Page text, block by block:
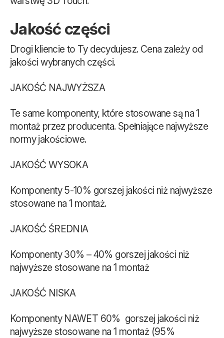
Jakość części
Drogi kliencie to Ty decydujesz. Cena zależy od
jakości wybranych części.
JAKOŚĆ NAJWYŻSZA
Te same komponenty, które stosowane są na 1
montaż przez producenta. Spełniające najwyższe
normy jakościowe.
JAKOŚĆ WYSOKA
Komponenty 5-10% gorszej jakości niż najwyższe
stosowane na 1 montaż.
JAKOŚĆ ŚREDNIA
Komponenty 30% – 40% gorszej jakości niż
najwyższe stosowane na 1 montaż
JAKOŚĆ NISKA
Komponenty NAWET 60% gorszej jakości niż
najwyższe stosowane na 1 montaż (95%